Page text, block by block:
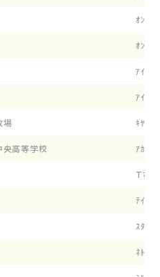
ｵﾝﾜ-
ｵﾝﾜ-
ｱｲﾃﾞ
ｱｲﾍﾞ
場 ｷﾔﾌﾟ
高等学校 ｱｶﾞﾁ
Tﾏﾐ-
ﾃｲﾌｱ
ｽﾀ-ｸ
ﾈﾄﾙﾂ